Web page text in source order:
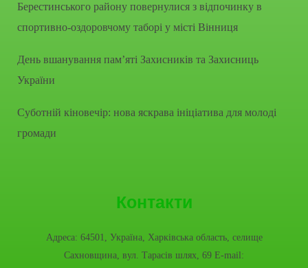
Берестинського району повернулися з відпочинку в
спортивно-оздоровчому таборі у місті Вінниця
День вшанування пам’яті Захисників та Захисниць
України
Суботній кіновечір: нова яскрава ініціатива для молоді
громади
Контакти
Адреса: 64501, Україна, Харківська область, селище
Сахновщина, вул. Тарасів шлях, 69 E-mail: